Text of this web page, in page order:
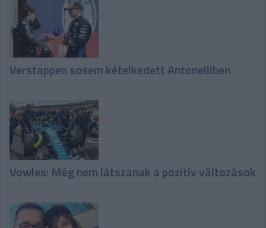
Verstappen sosem kételkedett Antonelliben
Vowles: Még nem látszanak a pozitív változások